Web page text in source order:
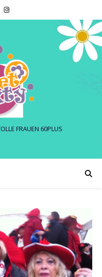
FRAUEN 60PLUS